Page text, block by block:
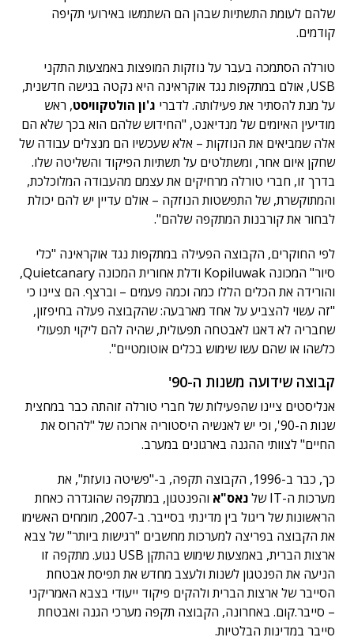
שלהם לעומת התשתיות שבהן הם השתמשו באירועי תקיפה
קודמים.
טורלה הסתמכה בעבר על נוזקות המופצות באמצעות התקני
USB, אולם במתקפות נגד אוקראינה היא נקטה בגישה חדשנית,
על מנת להסתיר את פעילותה. לדברי ג'ון הולטקוויסט, ראש
מודיעין האיומים של מנדיאנט, "החידוש שלהם הוא בכך שלא הם
אלה שמביאים את הנוזקות – אלא שעכשיו הם מנצלים עבודה של
שחקן איום אחר, ומשתלטים על תשתיות הפיקוד והשליטה שלו.
בדרך זו, חברי טורלה מרחיקים את עצמם מהעבודה המלוכלכת,
והמתוקשרת, של התפשטות הנוזקה – אולם עדיין יש להם יכולת
לבחור את קורבנות המתקפה שלהם".
לפי החוקרים, הקבוצה הפעילה במתקפות נגד אוקראינה "כלי
סיור" המכונה Kopiluwak ודלת אחורית המכונה Quietcanary,
והורידה את הכלים הללו כמה וכמה פעמים – וברצף. הם ציינו כי
"זה עשוי להצביע על אחד מארבעה: שהקבוצה פעלה בחיפזון,
שחבריה לא דאגו לאבטחה תפעולית, שהיה להם ליקוי תפעולי
כלשהו או שהם עשו שימוש בכלים אוטומטיים".
קבוצה שידועה משנות ה-90'
אנליסטים ציינו שהפעילות של חברי טורלה זוהתה כבר במחצית
שנות ה-90', וכי יש לאנשיה היסטוריה ארוכה של "להרוס את
החיים" לצוותי ההגנה בארגונים במערב.
כך, כבר ב-1996, הקבוצה תקפה, ב-"פשיטה נועזת", את
מערכות ה-IT של
נאס"א והפנטגון, במתקפה שהוגדרה כאחת
הראשונות של ריגול בין מדינתי בסייבר. ב-2007, מומחים האשימו
את הקבוצה בפריצה למערכות מחשבים "רגישות ביותר" של צבא
ארצות הברית, באמצעות שימוש בהתקן USB נגוע. מתקפה זו
הניעה את הפנטגון לשנות ולעצב מחדש את תפיסת אבטחת
הסייבר של ארצות הברית ולהקים פיקוד ייעודי בצבא האמריקני
– סייבר.קום. באחרונה, הקבוצה תקפה מערכי הגנה ואבטחת
סייבר במדינות הבלטיות.